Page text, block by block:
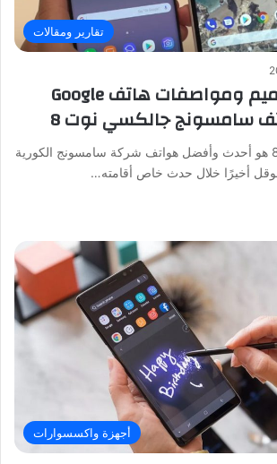
تقارير ومقالات
مقارنة بين تصميم ومواصفات هاتف Google
يعتبر الجالكسي نوت 8 هو أحدث وأفضل هواتف شركة سامسونج الكورية
أخيرًا خلال حدث خاص أقامته…
أجهزة واكسسوارات